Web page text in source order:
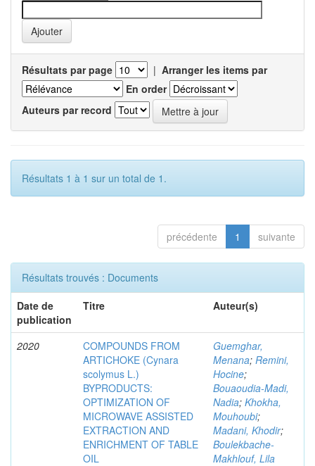
Résultats par page | Arranger les items par
En order
Auteurs par record
Résultats 1 à 1 sur un total de 1.
précédente 1 suivante
Résultats trouvés : Documents
Date de
publication
Titre Auteur(s)
2020
COMPOUNDS FROM
ARTICHOKE (Cynara
scolymus L.)
BYPRODUCTS:
OPTIMIZATION OF
MICROWAVE ASSISTED
EXTRACTION AND
ENRICHMENT OF TABLE
OIL
Guemghar,
Menana; Remini,
Hocine;
Bouaoudia-Madi,
Nadia; Khokha,
Mouhoubi;
Madani, Khodir;
Boulekbache-
Makhlouf, Lila